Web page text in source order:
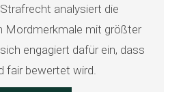
analysiert die
Mordmerkmale mit größter
engagiert dafür ein, dass
fair bewertet wird.